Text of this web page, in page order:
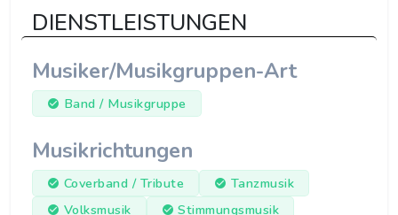
DIENSTLEISTUNGEN
Musiker/Musikgruppen-Art
Band / Musikgruppe
Musikrichtungen
Coverband / Tribute
Tanzmusik
Volksmusik
Stimmungsmusik